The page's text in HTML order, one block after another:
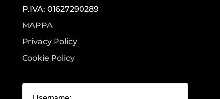
P.IVA: 01627290289
MAPPA
Privacy Policy
Cookie Policy